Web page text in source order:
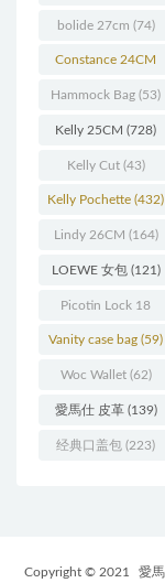
bolide 27cm (74)
Constance 24CM
(216)
Hammock Bag (53)
Kelly 25CM (728)
Kelly Cut(43)
Kelly Pochette (432)
Lindy 26CM (164)
LOEWE 女包(121)
Picotin Lock 18
(202)
Vanity case bag (59)
Woc Wallet(62)
愛馬仕 皮革(139)
经典口盖包 (223)
Copyright © 2021 愛